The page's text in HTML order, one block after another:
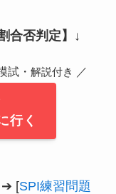
合否判定】 ↓
試・ 解説付き ／
行く
➔ [SPI練習問題